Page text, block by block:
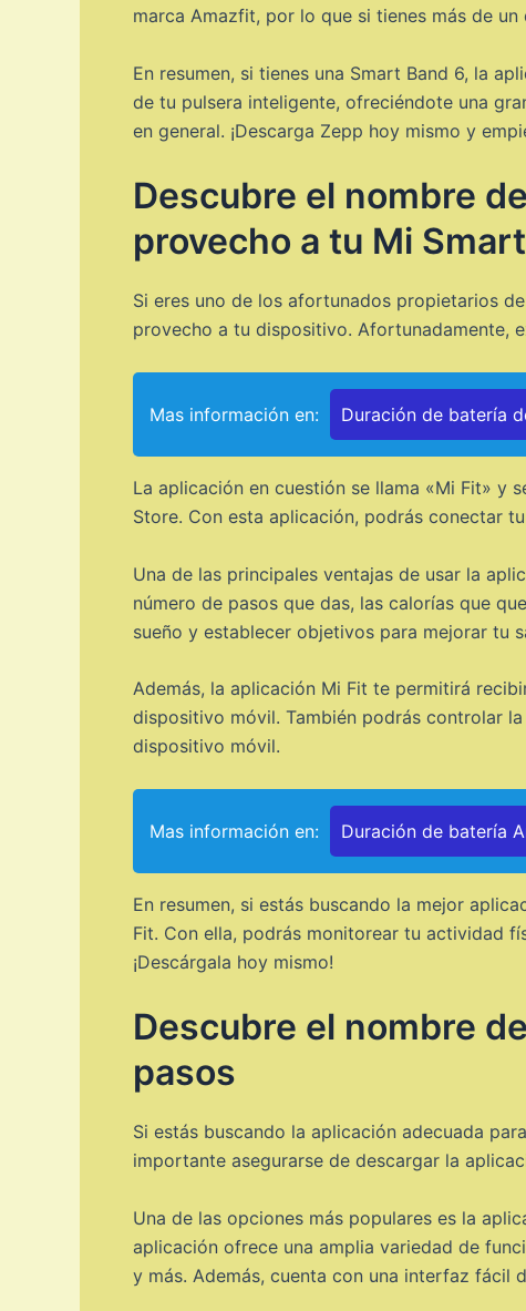
marca Amazfit, por lo que si tienes más de
En resumen, si tienes una Smart Band 6, la
de tu pulsera inteligente, ofreciéndote una
en general. ¡Descarga Zepp hoy mismo y
Descubre el nombre
provecho a tu Mi
Si eres uno de los afortunados propietarios
provecho a tu dispositivo. Afortunadamente,
Mas información en: Duración de batería
La aplicación en cuestión se llama «Mi Fit» y
Store. Con esta aplicación, podrás conectar
Una de las principales ventajas de usar la
número de pasos que das, las calorías que
sueño y establecer objetivos para mejorar tu
Además, la aplicación Mi Fit te permitirá
dispositivo móvil. También podrás controlar
dispositivo móvil.
Mas información en: Duración de batería
En resumen, si estás buscando la mejor
Fit. Con ella, podrás monitorear tu actividad
¡Descárgala hoy mismo!
Descubre el nombre
pasos
Si estás buscando la aplicación adecuada
importante asegurarse de descargar la
Una de las opciones más populares es la
aplicación ofrece una amplia variedad de
y más. Además, cuenta con una interfaz fácil